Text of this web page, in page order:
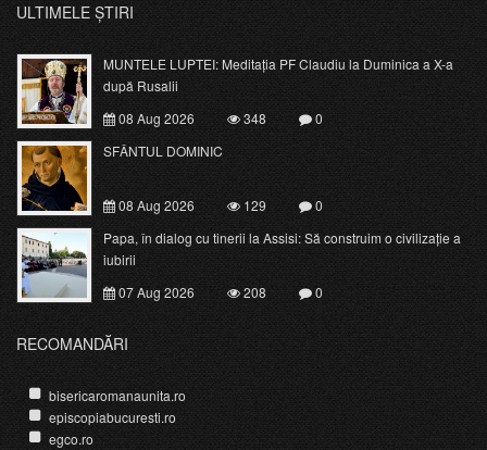
ULTIMELE ȘTIRI
MUNTELE LUPTEI: Meditația PF Claudiu la Duminica a X-a
după Rusalii
08 Aug 2026
348
0
SFÂNTUL DOMINIC
08 Aug 2026 129
0
Papa, în dialog cu tinerii la Assisi: Să construim o civilizație a
iubirii
07 Aug 2026
208 0
RECOMANDĂRI
bisericaromanaunita.ro
episcopiabucuresti.ro
egco.ro